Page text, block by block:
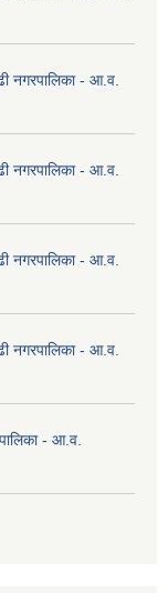
नगरपालिका - आ.व.
नगरपालिका - आ.व.
नगरपालिका - आ.व.
नगरपालिका - आ.व.
- आ.व.